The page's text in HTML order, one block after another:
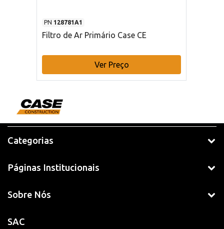
PN 128781A1
Filtro de Ar Primário Case CE
Ver Preço
Categorias
Páginas Institucionais
Sobre Nós
SAC